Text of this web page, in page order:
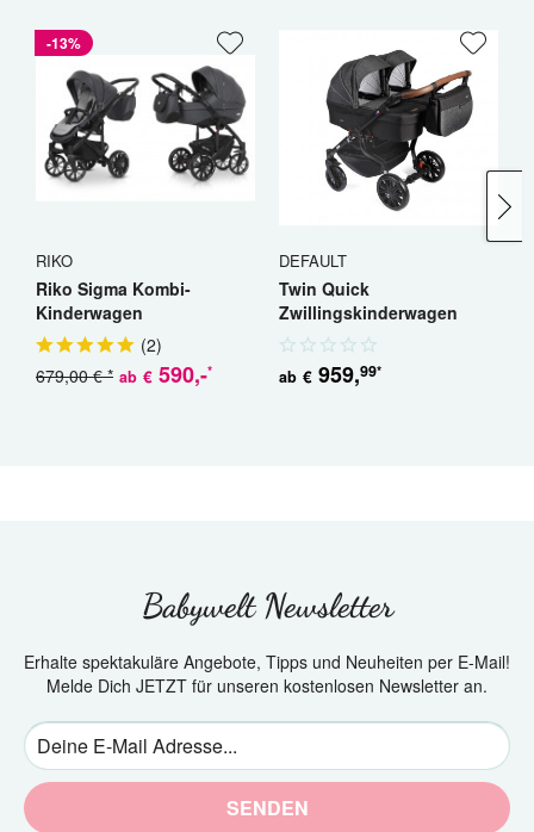
-13%
RIKO
Riko Sigma Kombi-
Kinderwagen
(2)
ab € 590,-*
679,00 € *
DEFAULT
Twin Quick
Zwillingskinderwagen
Geschwisterwagen
ab € 959,99*
Babywelt Newsletter
Erhalte spektakuläre Angebote, Tipps und Neuheiten per E-Mail!
Melde Dich JETZT für unseren kostenlosen Newsletter an.
SENDEN